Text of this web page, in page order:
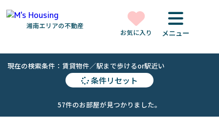
湘南エリアの不動産
お気に入り メニュー
現在の検索条件：賃貸物件／駅まで歩けるor駅近い
条件リセット
57件のお部屋が見つかりました。